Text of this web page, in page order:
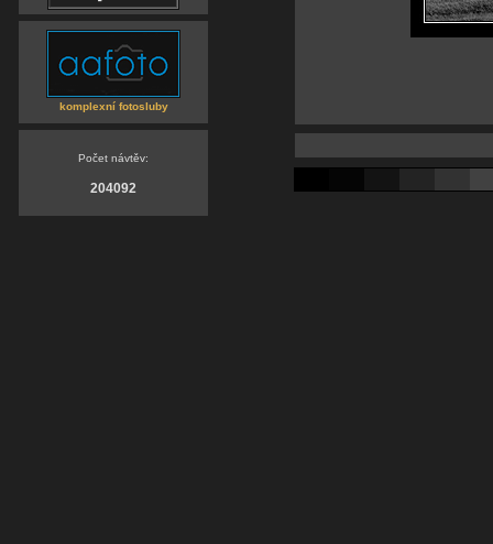
komplexní fotosluby
Počet návtěv:
204092